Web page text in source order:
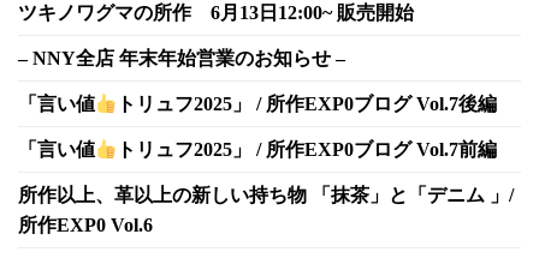
ツキノワグマの所作 6月13日12:00~ 販売開始
– NNY全店 年末年始営業のお知らせ –
「言い値 トリュフ2025」 / 所作EXP0ブログ Vol.7後編
「言い値 トリュフ2025」 / 所作EXP0ブログ Vol.7前編
所作以上、革以上の新しい持ち物 「抹茶」と「デニム 」/
所作EXP0 Vol.6